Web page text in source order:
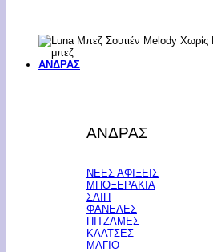
ΑΝΔΡΑΣ
ΑΝΔΡΑΣ
ΝΕΕΣ ΑΦΙΞΕΙΣ
ΜΠΟΞΕΡΑΚΙΑ
ΣΛΙΠ
ΦΑΝΕΛΕΣ
ΠΙΤΖΑΜΕΣ
ΚΑΛΤΣΕΣ
ΜΑΓΙΟ